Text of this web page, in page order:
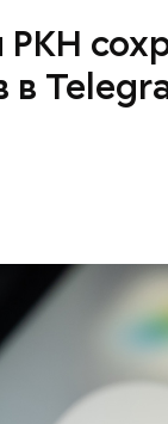
РКН
в